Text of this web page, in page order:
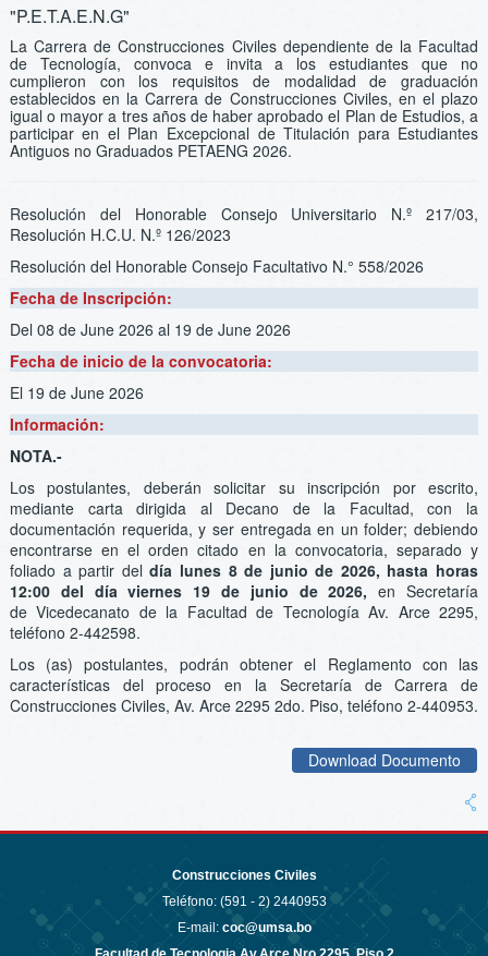
"P.E.T.A.E.N.G"
La Carrera de Construcciones Civiles dependiente de la Facultad
de Tecnología, convoca e invita a los estudiantes que no
cumplieron con los requisitos de modalidad de graduación
establecidos en la Carrera de Construcciones Civiles, en el plazo
igual o mayor a tres años de haber aprobado el Plan de Estudios, a
participar en el Plan Excepcional de Titulación para Estudiantes
Antiguos no Graduados PETAENG 2026.
Resolución del Honorable Consejo Universitario N.º 217/03,
Resolución H.C.U. N.º 126/2023
Resolución del Honorable Consejo Facultativo N.° 558/2026
Fecha de Inscripción:
Del 08 de June 2026 al 19 de June 2026
Fecha de inicio de la convocatoria:
El 19 de June 2026
Información:
NOTA.-
Los postulantes, deberán solicitar su inscripción por escrito,
mediante carta dirigida al Decano de la Facultad, con la
documentación requerida, y ser entregada en un folder; debiendo
encontrarse en el orden citado en la convocatoria, separado y
foliado a partir deldía lunes 8 de junio de 2026, hasta horas
12:00 del día viernes 19 de junio de 2026,en Secretaría
de Vicedecanato de la Facultad de Tecnología Av. Arce 2295,
teléfono 2-442598.
Los (as) postulantes, podrán obtener el Reglamento con las
características del proceso en la Secretaría de Carrera de
Construcciones Civiles, Av. Arce 2295 2do. Piso, teléfono 2-440953.
Download Documento
Construcciones Civiles
Teléfono: (591 - 2) 2440953
E-mail: coc@umsa.bo